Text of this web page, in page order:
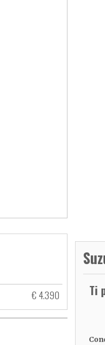
€ 4.390 Ti